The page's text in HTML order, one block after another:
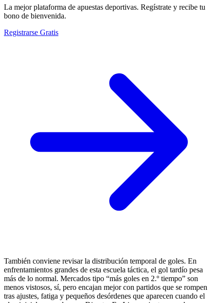
La mejor plataforma de apuestas deportivas. Regístrate y recibe tu
bono de bienvenida.
Registrarse Gratis
También conviene revisar la distribución temporal de goles. En
enfrentamientos grandes de esta escuela táctica, el gol tardío pesa
más de lo normal. Mercados tipo “más goles en 2.º tiempo” son
menos vistosos, sí, pero encajan mejor con partidos que se rompen
tras ajustes, fatiga y pequeños desórdenes que aparecen cuando el